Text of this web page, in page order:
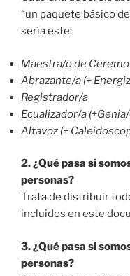
“un paquete básico
sería este:
Maestra/o de
Abrazante/a (+
Registrador/a
Ecualizador/a
Altavoz (+
2. ¿Qué pasa si
personas?
Trata de distribuir
incluidos en este
3. ¿Qué pasa si
personas?